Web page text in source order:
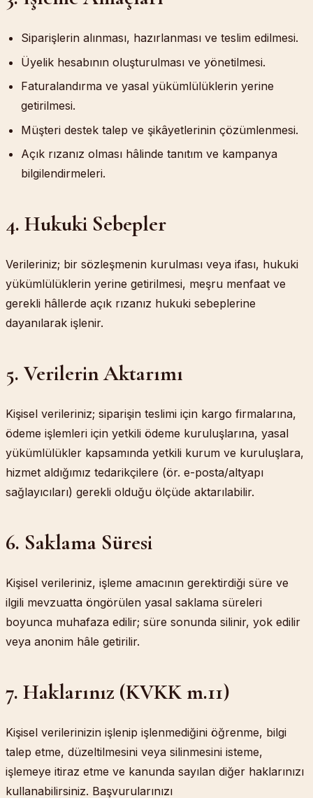
Siparişlerin alınması, hazırlanması ve teslim edilmesi.
Üyelik hesabının oluşturulması ve yönetilmesi.
Faturalandırma ve yasal yükümlülüklerin yerine
getirilmesi.
Müşteri destek talep ve şikâyetlerinin çözümlenmesi.
Açık rızanız olması hâlinde tanıtım ve kampanya
bilgilendirmeleri.
4. Hukuki Sebepler
Verileriniz; bir sözleşmenin kurulması veya ifası, hukuki
yükümlülüklerin yerine getirilmesi, meşru menfaat ve
gerekli hâllerde açık rızanız hukuki sebeplerine
dayanılarak işlenir.
5. Verilerin Aktarımı
Kişisel verileriniz; siparişin teslimi için kargo firmalarına,
ödeme işlemleri için yetkili ödeme kuruluşlarına, yasal
yükümlülükler kapsamında yetkili kurum ve kuruluşlara,
hizmet aldığımız tedarikçilere (ör. e-posta/altyapı
sağlayıcıları) gerekli olduğu ölçüde aktarılabilir.
6. Saklama Süresi
Kişisel verileriniz, işleme amacının gerektirdiği süre ve
ilgili mevzuatta öngörülen yasal saklama süreleri
boyunca muhafaza edilir; süre sonunda silinir, yok edilir
veya anonim hâle getirilir.
7. Haklarınız (KVKK m.11)
Kişisel verilerinizin işlenip işlenmediğini öğrenme, bilgi
talep etme, düzeltilmesini veya silinmesini isteme,
işlemeye itiraz etme ve kanunda sayılan diğer haklarınızı
kullanabilirsiniz. Başvurularınızı